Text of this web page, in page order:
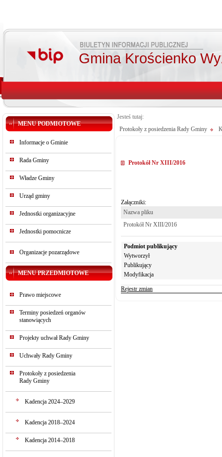
Gmina Krościenko
MENU PODMIOTOWE
Informacje o Gminie
Rada Gminy
Władze Gminy
Urząd gminy
Jednostki organizacyjne
Jednostki pomocnicze
Organizacje pozarządowe
MENU PRZEDMIOTOWE
Prawo miejscowe
Terminy posiedzeń organów
stanowiących
Projekty uchwał Rady Gminy
Uchwały Rady Gminy
Protokoły z posiedzenia
Rady Gminy
Kadencja 2024–2029
Kadencja 2018–2024
Kadencja 2014–2018
Jesteś tutaj:
Protokoły z posiedzenia Rady Gminy
Protokół Nr XIII/2016
Załączniki:
Nazwa pliku
Protokół Nr XIII/2016
Podmiot publikujący
Wytworzył
Publikujący
Modyfikacja
Rejestr zmian